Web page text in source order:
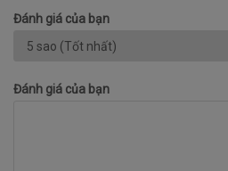
Đánh giá của bạn
Đánh giá của bạn